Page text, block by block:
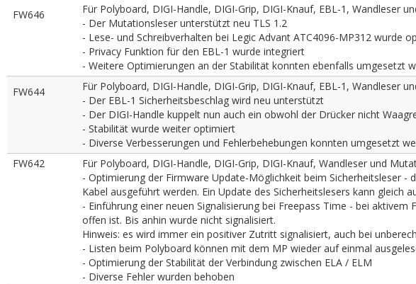
FW646
Für Polyboard, DIGI-Handle, DIGI-Grip, DIGI-Knauf, EBL-1, Wandleser
- Der Mutationsleser unterstützt neu TLS 1.2
- Lese- und Schreibverhalten bei Legic Advant ATC4096-MP312 wurde
- Privacy Funktion für den EBL-1 wurde integriert
- Weitere Optimierungen an der Stabilität konnten ebenfalls umgesetzt
FW644
Für Polyboard, DIGI-Handle, DIGI-Grip, DIGI-Knauf, EBL-1, Wandleser
- Der EBL-1 Sicherheitsbeschlag wird neu unterstützt
- Der DIGI-Handle kuppelt nun auch ein obwohl der Drücker nicht
- Stabilität wurde weiter optimiert
- Diverse Verbesserungen und Fehlerbehebungen konnten umgesetzt
FW642
Für Polyboard, DIGI-Handle, DIGI-Grip, DIGI-Knauf, Wandleser und
- Optimierung der Firmware Update-Möglichkeit beim Sicherheitsleser -
Kabel ausgeführt werden. Ein Update des Sicherheitslesers kann gleich
- Einführung einer neuen Signalisierung bei Freepass Time - bei
offen ist. Bis anhin wurde nicht signalisiert.
Hinweis: es wird immer ein positiver Zutritt signalisiert, auch bei
- Listen beim Polyboard können mit dem MP wieder auf einmal
- Optimierung der Stabilität der Verbindung zwischen ELA / ELM
- Diverse Fehler wurden behoben